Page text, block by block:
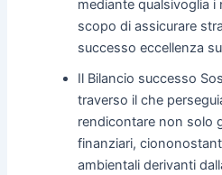
mediante qualsivoglia
scopo di assicurare
successo eccellenza
Il Bilancio successo
traverso il che
rendicontare non solo
finanziari,
ambientali derivanti